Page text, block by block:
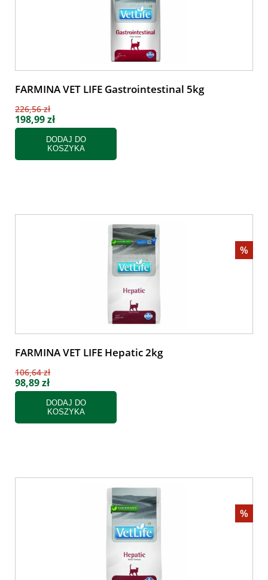
FARMINA VET LIFE Gastrointestinal 5kg
226,56 zł
198,99 zł
DODAJ DO
KOSZYKA
%
FARMINA VET LIFE Hepatic 2kg
106,64 zł
98,89 zł
DODAJ DO
KOSZYKA
%